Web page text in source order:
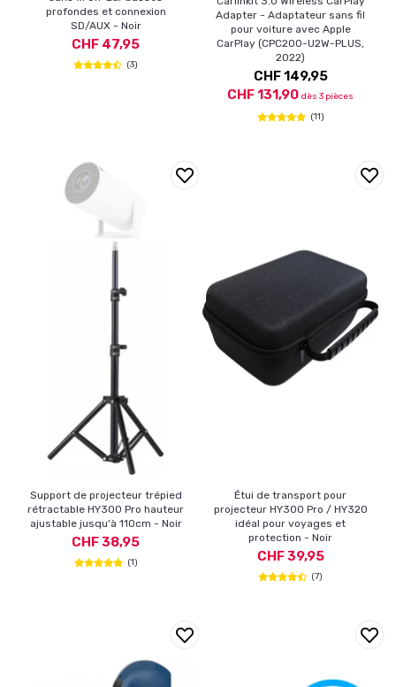
profondes et connexion
SD/AUX - Noir
CHF 47,95
(3)
Adapter - Adaptateur sans fil
pour voiture avec Apple
CarPlay (CPC200-U2W-PLUS,
2022)
CHF 149,95
CHF 131,90 dès 3 pièces
(11)
Support de projecteur trépied
rétractable HY300 Pro hauteur
ajustable jusqu'à 110cm - Noir
CHF 38,95
(1)
Étui de transport pour
projecteur HY300 Pro / HY320
idéal pour voyages et
protection - Noir
CHF 39,95
(7)